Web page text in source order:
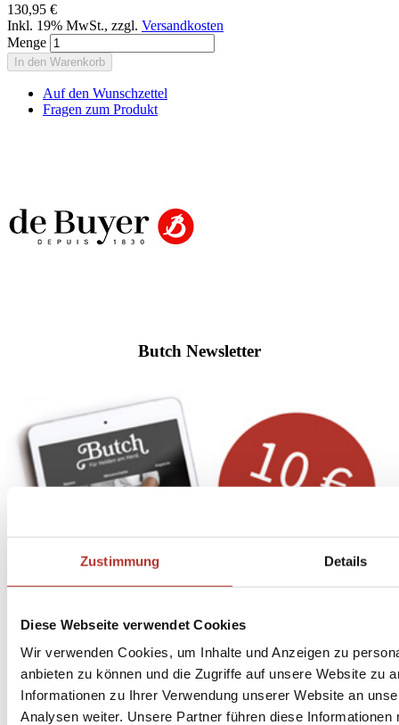
Zustimmung Details
Diese Webseite verwendet Cookies
Wir verwenden Cookies, um Inhalte und Anzeigen zu
anbieten zu können und die Zugriffe auf unsere Website zu
Informationen zu Ihrer Verwendung unserer Website an
Analysen weiter. Unsere Partner führen diese
130,95 €
Inkl. 19% MwSt., zzgl. Versandkosten
Menge
In den Warenkorb
Auf den Wunschzettel
Fragen zum Produkt
Butch Newsletter
Abonnierehier
den Butch Newsletter